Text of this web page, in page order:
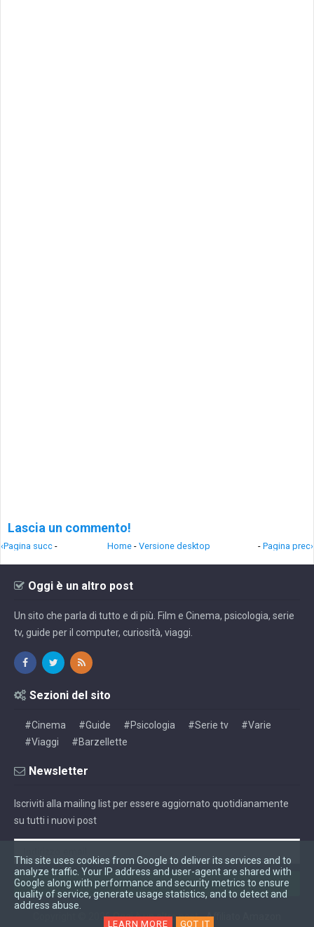
Lascia un commento!
‹Pagina succ - - Pagina prec›
Home - Versione desktop
Oggi è un altro post
Un sito che parla di tutto e di più. Film e Cinema, psicologia, serie
tv, guide per il computer, curiosità, viaggi.
Sezioni del sito
#Cinema #Guide #Psicologia #Serie tv
#Varie
#Viaggi
#Barzellette
Newsletter
Iscriviti alla mailing list per essere aggiornato quotidianamente
su tutti i nuovi post
2026Oggi è un altro post-Affiliato Amazon
This site uses cookies from Google to deliver its services and to
analyze traffic. Your IP address and user-agent are shared with
Google along with performance and security metrics to ensure
quality of service, generate usage statistics, and to detect and
address abuse.
LEARN MORE GOT IT